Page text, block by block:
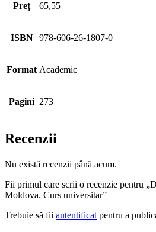
Preț 65,55
ISBN 978-606-26-1807-0
Format Academic
Pagini 273
Recenzii
Nu există recenzii până acum.
Fii primul care scrii o recenzie pentru
Moldova. Curs universitar”
Trebuie să fii autentificat pentru a